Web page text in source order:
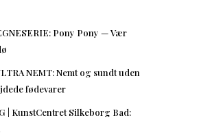
Pony Pony — Vær
NEMT: Nemt og sundt uden
fødevarer
| KunstCentret Silkeborg Bad: